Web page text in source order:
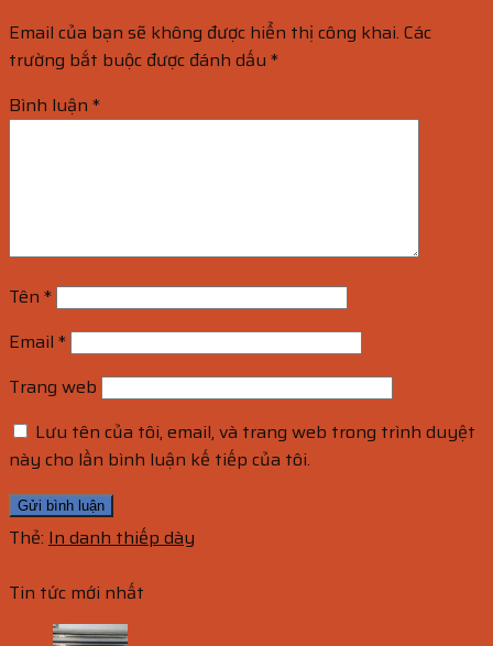
Email của bạn sẽ không được hiển thị công khai. Các
trường bắt buộc được đánh dấu *
Bình luận *
Tên *
Email *
Trang web
Lưu tên của tôi, email, và trang web trong trình duyệt
này cho lần bình luận kế tiếp của tôi.
Thẻ: In danh thiếp dày
Tin tức mới nhất